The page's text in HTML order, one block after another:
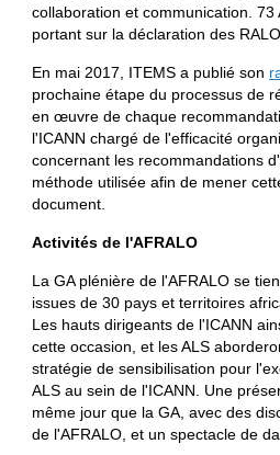
collaboration et communication.
portant sur la déclaration des
En mai 2017, ITEMS a publié son
prochaine étape du processus de
en œuvre de chaque
l'ICANN chargé de l'efficacité
concernant les recommandations
méthode utilisée afin de mener
document.
Activités de l'AFRALO
La GA plénière de l'AFRALO se
issues de 30 pays et territoires
Les hauts dirigeants de l'ICANN
cette occasion, et les ALS
stratégie de sensibilisation pour
ALS au sein de l'ICANN. Une
même jour que la GA, avec des
de l'AFRALO, et un spectacle de